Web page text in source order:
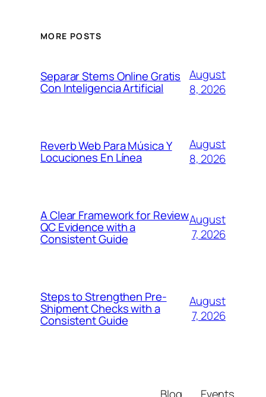
MORE POSTS
Separar Stems Online Gratis
Con Inteligencia Artificial
August
8, 2026
Reverb Web Para Música Y
Locuciones En Línea
August
8, 2026
A Clear Framework for Review
QC Evidence with a
Consistent Guide
August
7, 2026
Steps to Strengthen Pre-
Shipment Checks with a
Consistent Guide
August
7, 2026
Blog Events